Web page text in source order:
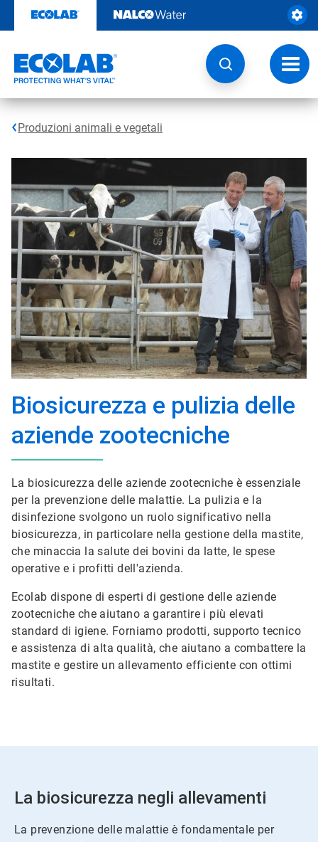
contenuto
Produzioni animali e vegetali
Biosicurezza e pulizia delle
aziende zootecniche
La biosicurezza delle aziende zootecniche è essenziale
per la prevenzione delle malattie. La pulizia e la
disinfezione svolgono un ruolo significativo nella
biosicurezza, in particolare nella gestione della mastite,
che minaccia la salute dei bovini da latte, le spese
operative e i profitti dell'azienda.
Ecolab dispone di esperti di gestione delle aziende
zootecniche che aiutano a garantire i più elevati
standard di igiene. Forniamo prodotti, supporto tecnico
e assistenza di alta qualità, che aiutano a combattere la
mastite e gestire un allevamento efficiente con ottimi
risultati.
La biosicurezza negli allevamenti
La prevenzione delle malattie è fondamentale per